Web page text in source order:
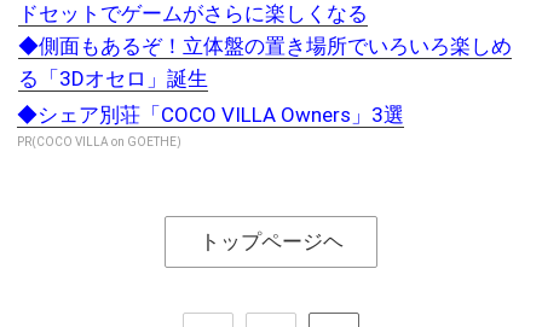
ドセットでゲームがさらに楽しくなる
◆側面もあるぞ！立体盤の置き場所でいろいろ楽しめ
る「3Dオセロ」誕生
◆シェア別荘「COCO VILLA Owners」3選
PR(COCO VILLA on GOETHE)
トップページヘ